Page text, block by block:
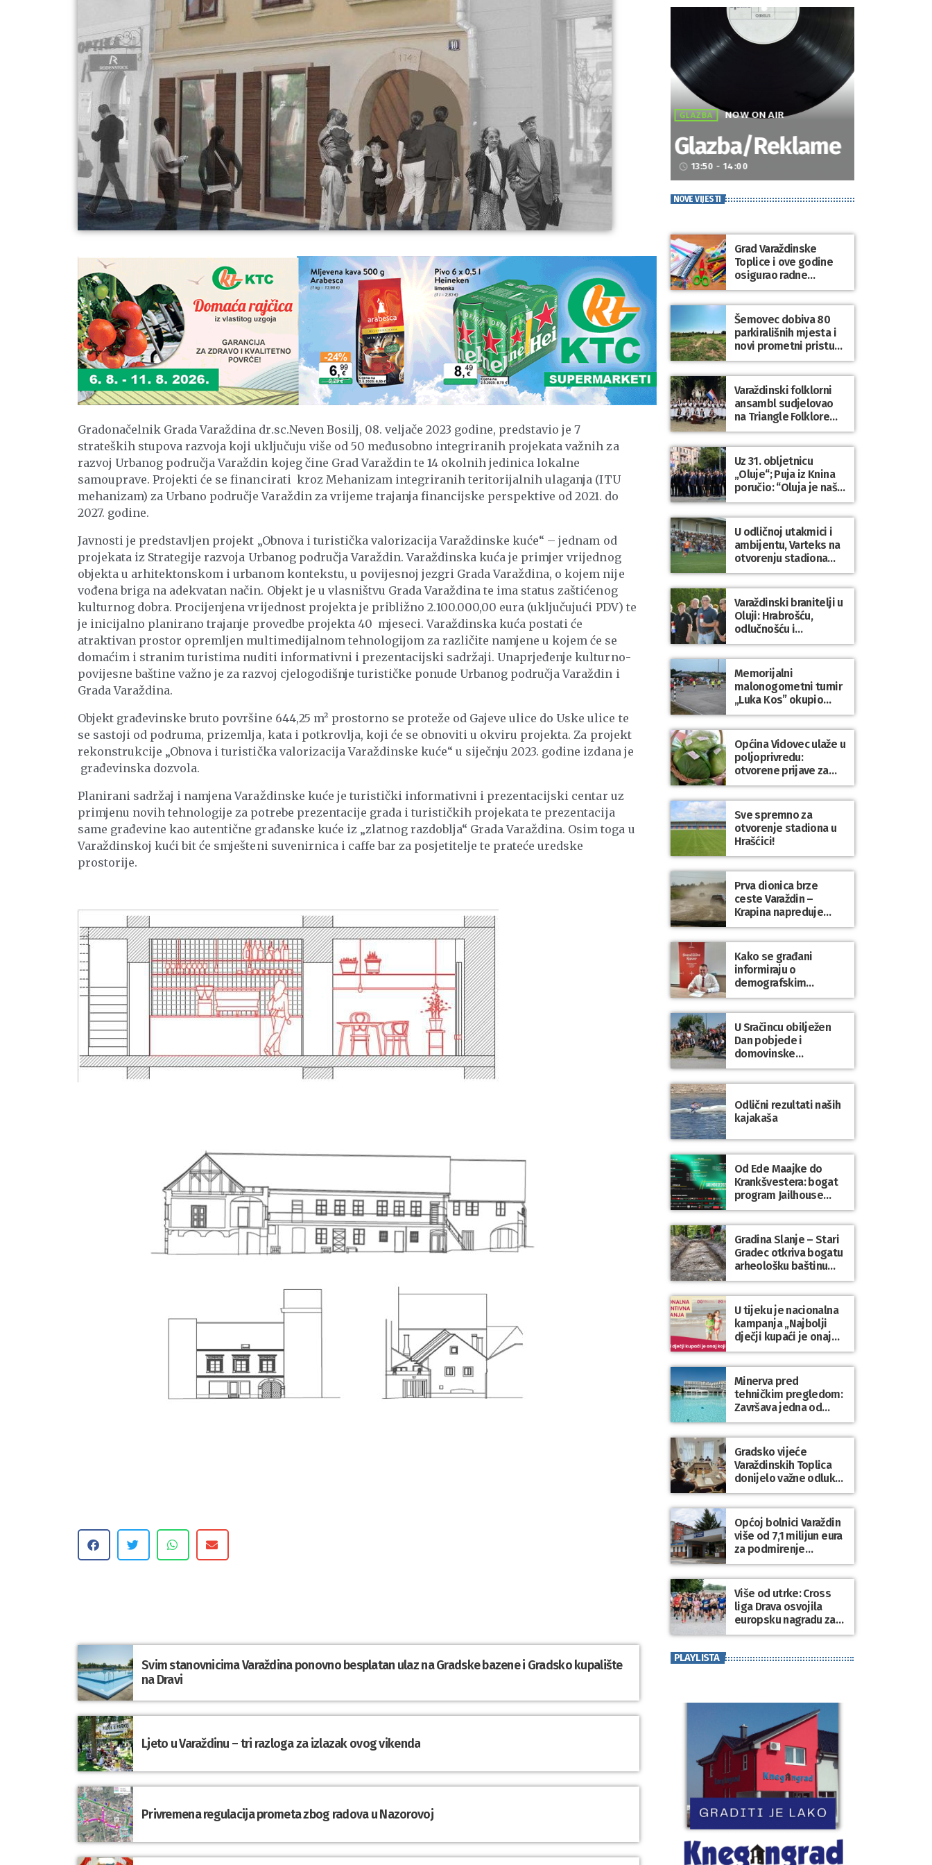
Gradonačelnik Grada Varaždina dr.sc.Neven Bosilj, 08. veljače 2023 godine, predstavio je 7
strateških stupova razvoja koji uključuju više od 50 međusobno integriranih projekata važnih za
razvoj Urbanog područja Varaždin kojeg čine Grad Varaždin te 14 okolnih jedinica lokalne
samouprave. Projekti će se financirati kroz Mehanizam integriranih teritorijalnih ulaganja (ITU
mehanizam) za Urbano područje Varaždin za vrijeme trajanja financijske perspektive od 2021. do
2027. godine.
Javnosti je predstavljen projekt „Obnova i turistička valorizacija Varaždinske kuće“ – jednam od
projekata iz Strategije razvoja Urbanog područja Varaždin. Varaždinska kuća je primjer vrijednog
objekta u arhitektonskom i urbanom kontekstu, u povijesnoj jezgri Grada Varaždina, o kojem nije
vođena briga na adekvatan način. Objekt je u vlasništvu Grada Varaždina te ima status zaštićenog
kulturnog dobra. Procijenjena vrijednost projekta je približno 2.100.000,00 eura (uključujući PDV) te
je inicijalno planirano trajanje provedbe projekta 40 mjeseci. Varaždinska kuća postati će
atraktivan prostor opremljen multimedijalnom tehnologijom za različite namjene u kojem će se
domaćim i stranim turistima nuditi informativni i prezentacijski sadržaji. Unaprjeđenje kulturno-
povijesne baštine važno je za razvoj cjelogodišnje turističke ponude Urbanog područja Varaždin i
Grada Varaždina.
Objekt građevinske bruto površine 644,25 m² prostorno se proteže od Gajeve ulice do Uske ulice te
se sastoji od podruma, prizemlja, kata i potkrovlja, koji će se obnoviti u okviru projekta. Za projekt
rekonstrukcije „Obnova i turistička valorizacija Varaždinske kuće“ u siječnju 2023. godine izdana je
građevinska dozvola.
Planirani sadržaj i namjena Varaždinske kuće je turistički informativni i prezentacijski centar uz
primjenu novih tehnologije za potrebe prezentacije grada i turističkih projekata te prezentacija
same građevine kao autentične građanske kuće iz „zlatnog razdoblja“ Grada Varaždina. Osim toga u
Varaždinskoj kući bit će smješteni suvenirnica i caffe bar za posjetitelje te prateće uredske
prostorije.
Svim stanovnicima Varaždina ponovno besplatan ulaz na Gradske bazene i Gradsko kupalište
na Dravi
Ljeto u Varaždinu – tri razloga za izlazak ovog vikenda
Privremena regulacija prometa zbog radova u Nazorovoj
GLAZBA NOW ON AIR
Glazba/Reklame
access_time 13:50 - 14:00
NOVE VIJESTI
Grad Varaždinske
Toplice i ove godine
osigurao radne
bilježnice i dodatni
obrazovni materijal za
sve osnovnoškolce
Šemovec dobiva 80
parkirališnih mjesta i
novi prometni pristup
groblju
Varaždinski folklorni
ansambl sudjelovao
na Triangle Folklore
Festivalu u Danskoj
Uz 31. obljetnicu
„Oluje“; Puja iz Knina
poručio: “Oluja je naša
najveća pobjeda,
simbol slobode i
zajedništva!”
U odličnoj utakmici i
ambijentu, Varteks na
otvorenju stadiona
odigrao 1:1 s
Mariborom
Varaždinski branitelji u
Oluji: Hrabrošću,
odlučnošću i
zajedništvom do
slobodne Hrvatske!
Memorijalni
malonogometni turnir
„Luka Kos” okupio
brojne ekipe i
posjetitelje u Sudovcu
Općina Vidovec ulaže u
poljoprivredu:
otvorene prijave za
općinske potpore
Sve spremno za
otvorenje stadiona u
Hrašćici!
Prva dionica brze
ceste Varaždin –
Krapina napreduje
prema planu
Kako se građani
informiraju o
demografskim
mjerama? Sudjelujte u
istraživanju!
U Sračincu obilježen
Dan pobjede i
domovinske
zahvalnosti te Dan
hrvatskih branitelja
Odlični rezultati naših
kajakaša
Od Ede Maajke do
Krankšvestera: bogat
program Jailhouse
Festivala 2026. u
Lepoglavi
Gradina Slanje – Stari
Gradec otkriva bogatu
arheološku baštinu
Varaždinske županije
U tijeku je nacionalna
kampanja „Najbolji
dječji kupaći je onaj
koji se nosi“
Minerva pred
tehničkim pregledom:
Završava jedna od
najvećih investicija u
zdravstveni turizam
Varaždinske županije
Gradsko vijeće
Varaždinskih Toplica
donijelo važne odluke
za kvalitetnije
upravljanje gradskom
imovinom i
komunalnim sustavom
Općoj bolnici Varaždin
više od 7,1 milijun eura
za podmirenje
dospjelih obveza
prema dobavljačima
Više od utrke: Cross
liga Drava osvojila
europsku nagradu za
sport koji povezuje
PLAYLISTA